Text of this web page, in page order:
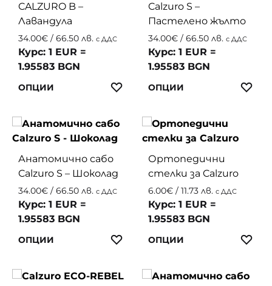
CALZURO B –
Лавандула
34.00€ / 66.50 лв. с ДДС
Курс: 1 EUR =
1.95583 BGN
ОПЦИИ
This
multiple
variants.
The
options
may
on
the
page
ЛЮБИМИ
Calzuro S –
Пастелено жълто
34.00€ / 66.50 лв. с ДДС
Курс: 1 EUR =
1.95583 BGN
ОПЦИИ
This
may
on
the
page
Анатомично сабо
Calzuro S – Шоколад
34.00€ / 66.50 лв. с ДДС
Курс: 1 EUR =
1.95583 BGN
ОПЦИИ
This
multiple
ЛЮБИМИ
Ортопедични
стелки за Calzuro
6.00€ / 11.73 лв. с ДДС
Курс: 1 EUR =
1.95583 BGN
ОПЦИИ
This